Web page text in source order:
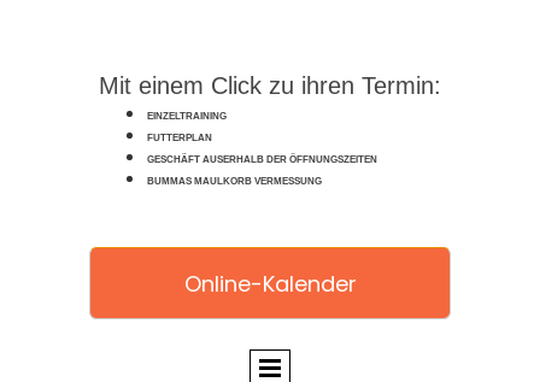
Mit einem Click zu ihren Termin:
EINZELTRAINING
FUTTERPLAN
GESCHÄFT AUSERHALB DER ÖFFNUNGSZEITEN
BUMMAS MAULKORB VERMESSUNG
Online-Kalender